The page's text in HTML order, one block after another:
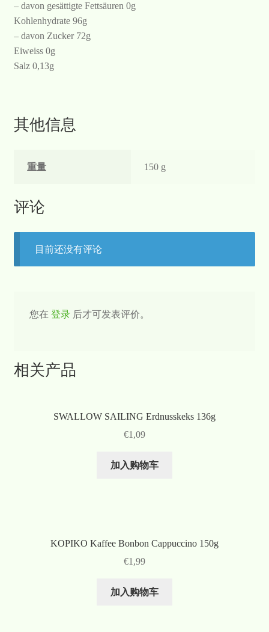
– davon gesättigte Fettsäuren 0g
Kohlenhydrate 96g
– davon Zucker 72g
Eiweiss 0g
Salz 0,13g
其他信息
重量 150 g
评论
目前还没有评论
您在 登录后才可发表评价。
相关产品
SWALLOW SAILING Erdnusskeks 136g
€1,09
加入购物车
KOPIKO Kaffee Bonbon Cappuccino 150g
€1,99
加入购物车